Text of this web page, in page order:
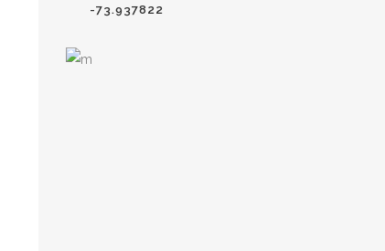
-73.937822